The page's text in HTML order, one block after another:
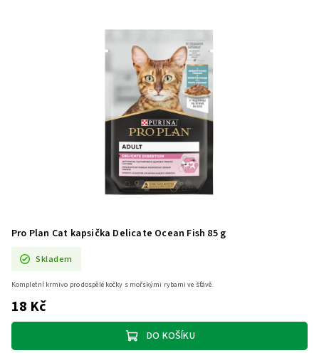
Pro Plan Cat kapsička Delicate Ocean Fish 85 g
Skladem
18 Kč
DO KOŠÍKU
Kompletní krmivo pro dospělé kočky s mořskými rybami ve šťávě.